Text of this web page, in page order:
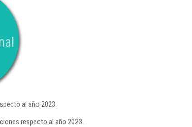
al año 2023.
respecto al año 2023.